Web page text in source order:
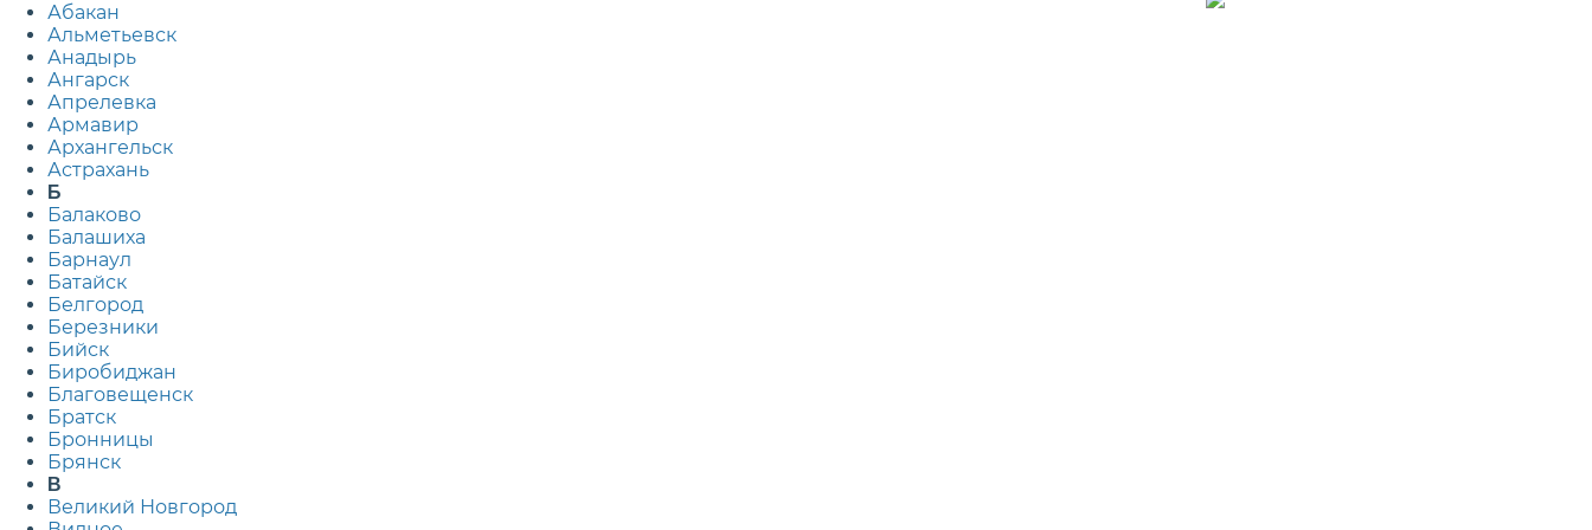
Абакан
Альметьевск
Анадырь
Ангарск
Апрелевка
Армавир
Архангельск
Астрахань
Б
Балаково
Балашиха
Барнаул
Батайск
Белгород
Березники
Бийск
Биробиджан
Благовещенск
Братск
Бронницы
Брянск
В
Великий Новгород